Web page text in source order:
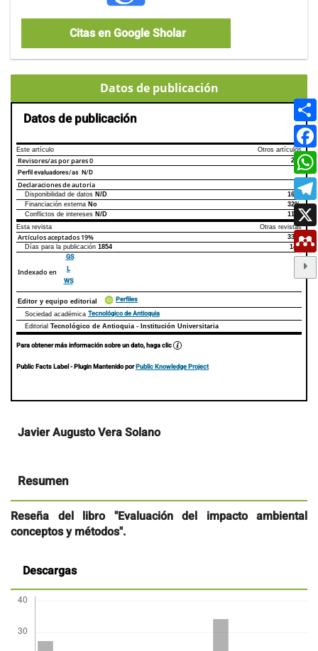
Citas en Google Sholar
Datos de publicación
Datos de publicación
Este artículo Otros artículos
Revisores/as por pares0 2.4
Perfil evaluadores/as N/D
Declaraciones de autoría
Declaraciones de autoríaEste artículo
Disponibilidad de datos N/D
16%
Financiación externa No
32%
Conflictos de intereses N/D
11%
Esta revista
Otras revistas
Artículos aceptados 19%
33%
Días para la publicación 1854 145
Indexado en
GS
L
WS
Editor y equipo editorial Perfiles
Sociedad académica Tecnológico de Antioquia
Editorial Tecnológico de Antioquia - Institución Universitaria
Para obtener más información sobre un dato, haga clic
Public Facts Label- Plugin Mantenido porPublic Knowledge Project
Contenido
Javier Augusto Vera Solano
Resumen
Reseña del libro "Evaluación del impacto ambiental
conceptos y métodos".
Descargas